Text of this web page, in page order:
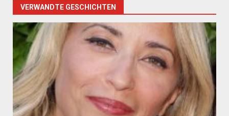
VERWANDTE GESCHICHTEN